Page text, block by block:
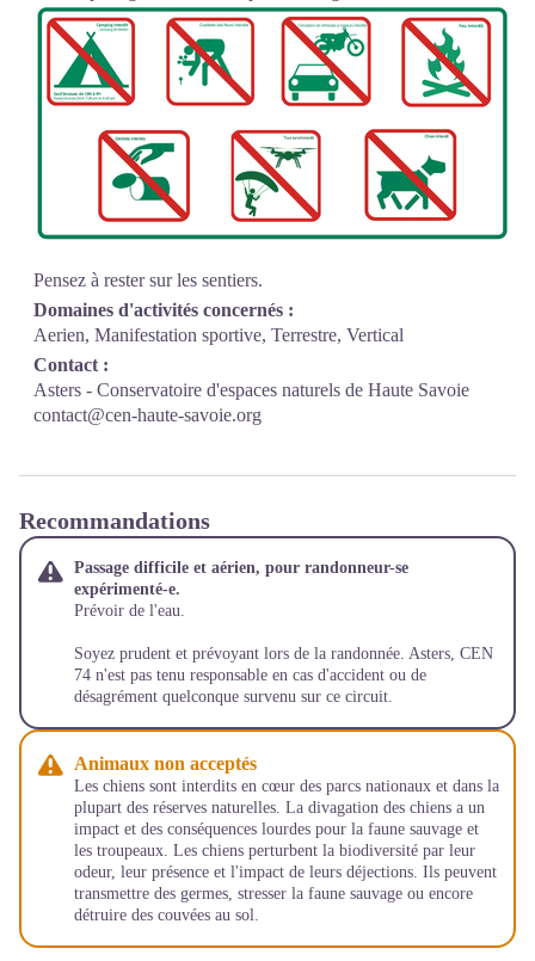
Pensez à rester sur les sentiers.
Domaines d'activités concernés :
Aerien, Manifestation sportive, Terrestre, Vertical
Contact :
Asters - Conservatoire d'espaces naturels de Haute Savoie
contact@cen-haute-savoie.org
Recommandations
Passage difficile et aérien, pour randonneur-se
expérimenté-e.
Prévoir de l'eau.
Soyez prudent et prévoyant lors de la randonnée. Asters, CEN
74 n'est pas tenu responsable en cas d'accident ou de
désagrément quelconque survenu sur ce circuit.
Animaux non acceptés
Les chiens sont interdits en cœur des parcs nationaux et dans la
plupart des réserves naturelles. La divagation des chiens a un
impact et des conséquences lourdes pour la faune sauvage et
les troupeaux. Les chiens perturbent la biodiversité par leur
odeur, leur présence et l'impact de leurs déjections. Ils peuvent
transmettre des germes, stresser la faune sauvage ou encore
détruire des couvées au sol.